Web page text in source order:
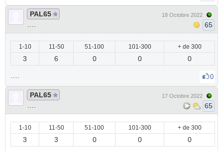
PAL65
18 Octobre 2022
65
1-10 11-50 51-100 101-300 + de 300
3 6 0 0 0
0
PAL65
17 Octobre 2022
65
1-10 11-50 51-100 101-300 + de 300
3 3 0 0 0